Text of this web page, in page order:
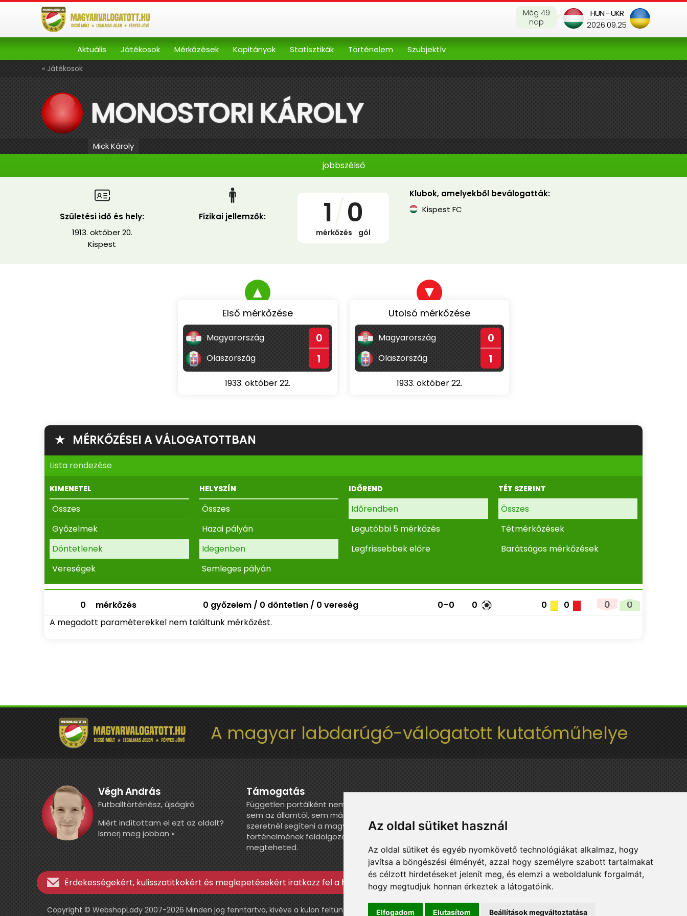
Az oldal sütiket használ
Az oldal sütiket és egyéb nyomkövető technológiákat alkalmaz, hogy
javítsa a böngészési élményét, azzal hogy személyre szabott tartalmakat
és célzott hirdetéseket jelenít meg, és elemzi a weboldalunk forgalmát,
hogy megtudjuk honnan érkeztek a látogatóink.
Elfogadom Elutasítom Beállítások megváltoztatása
HUN - UKR
2026.09.25
Még 49
nap
Aktuális Játékosok Mérkőzések Kapitányok Statisztikák Történelem Szubjektív
« Játékosok
MONOSTORI KÁROLY
Mick Károly
jobbszélső
Születési idő és hely:
1913. október 20.
Kispest
Fizikai jellemzők: 1 0
mérkőzés gól
Klubok, amelyekből beválogatták:
Kispest FC
▲
Első mérkőzése
Magyarország 0
Olaszország 1
1933. október 22.
▼
Utolsó mérkőzése
Magyarország 0
Olaszország 1
1933. október 22.
★ MÉRKŐZÉSEI A VÁLOGATOTTBAN
Lista rendezése
KIMENETEL
Összes
Győzelmek
Döntetlenek
Vereségek
HELYSZÍN
Összes
Hazai pályán
Idegenben
Semleges pályán
IDŐREND
Időrendben
Legutóbbi 5 mérkőzés
Legfrissebbek előre
TÉT SZERINT
Összes
Tétmérkőzések
Barátságos mérkőzések
0 mérkőzés 0 győzelem / 0 döntetlen / 0 vereség 0–0 0 0 0 0 0
A megadott paraméterekkel nem találtunk mérkőzést.
A magyar labdarúgó-válogatott kutatóműhelye
Végh András
Futballtörténész, újságíró
Miért indítottam el ezt az oldalt?
Ismerj meg jobban »
Támogatás
Független portálként nem kapunk juttatást
sem az államtól, sem más szervezettől. Ha
szeretnél segíteni a magyar válogatott
történelmének feldolgozásában, itt
megteheted.
Érdekességekért, kulisszatitkokért és meglepetésekért iratkozz fel a hírlevélre »
Copyright © WebshopLady 2007-2026 Minden jog fenntartva, kivéve a külön feltüntetett esetekben.